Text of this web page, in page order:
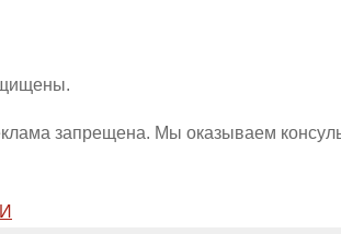
запрещена. Мы оказываем